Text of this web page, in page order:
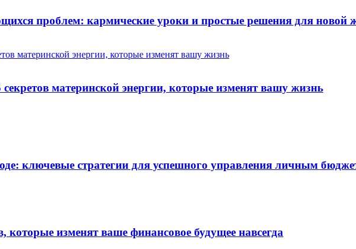
проблем: кармические уроки и простые решения для новой
материнской энергии, которые изменят вашу жизнь
ключевые стратегии для успешного управления личным
которые изменят ваше финансовое будущее навсегда